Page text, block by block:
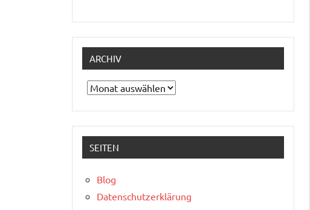
ARCHIV
Archiv
SEITEN
Blog
Datenschutzerklärung